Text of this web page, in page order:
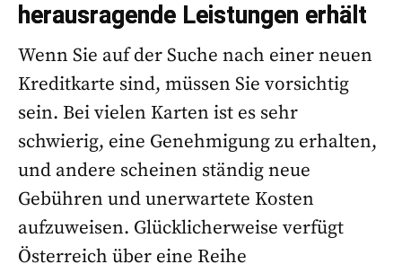
herausragende Leistungen erhält
Wenn Sie auf der Suche nach einer neuen
Kreditkarte sind, müssen Sie vorsichtig
sein. Bei vielen Karten ist es sehr
schwierig, eine Genehmigung zu erhalten,
und andere scheinen ständig neue
Gebühren und unerwartete Kosten
aufzuweisen. Glücklicherweise verfügt
Österreich über eine Reihe